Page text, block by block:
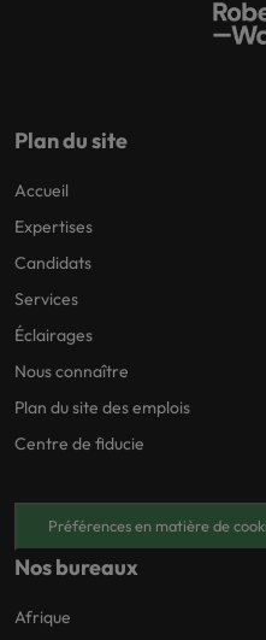
Plan du site
Accueil
Expertises
Candidats
Services
Éclairages
Nous connaître
Plan du site des emplois
Centre de fiducie
Préférences en matière de
Nos bureaux
Afrique